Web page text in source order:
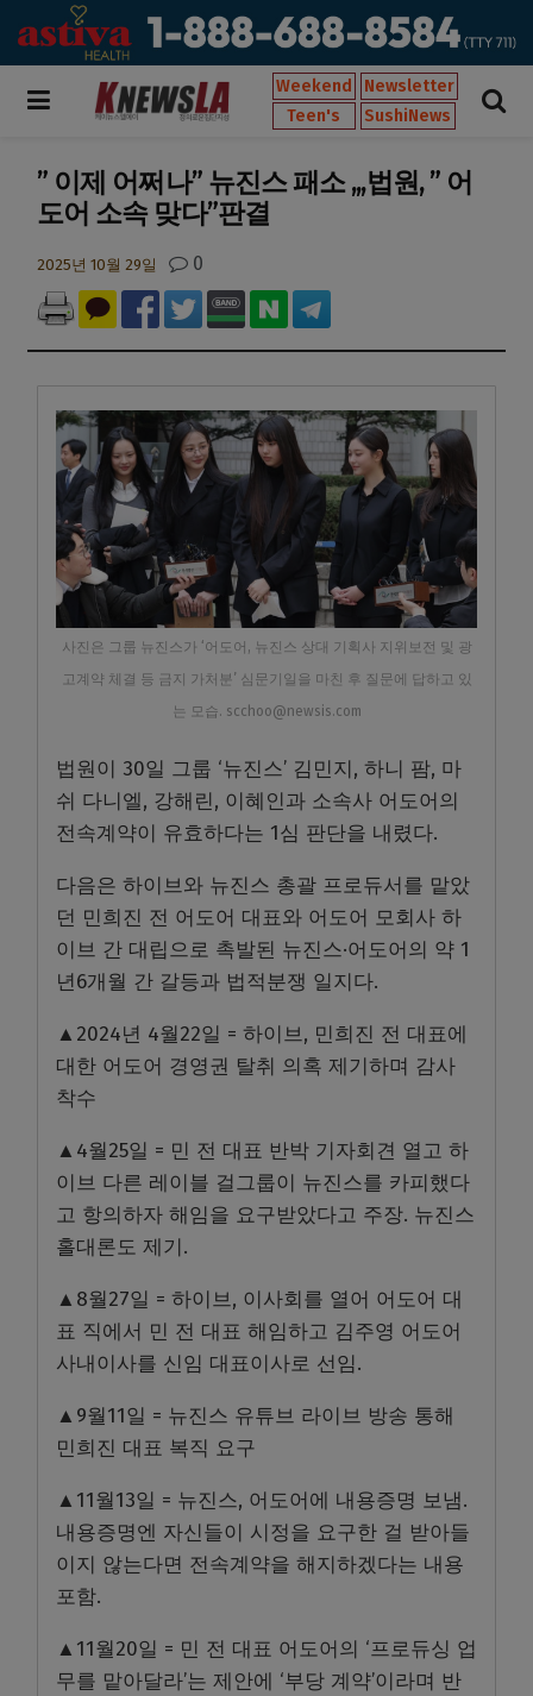
Weekend
Newsletter
Teen's
SushiNews
” 이제 어쩌나” 뉴진스 패소 ,,,법원, ” 어
도어 소속 맞다”판결
2025년 10월 29일 0
사진은 그룹 뉴진스가 ‘어도어, 뉴진스 상대 기획사 지위보전 및 광
고계약 체결 등 금지 가처분’ 심문기일을 마친 후 질문에 답하고 있
는 모습. scchoo@newsis.com
법원이 30일 그룹 ‘뉴진스’ 김민지, 하니 팜, 마
쉬 다니엘, 강해린, 이혜인과 소속사 어도어의
전속계약이 유효하다는 1심 판단을 내렸다.
다음은 하이브와 뉴진스 총괄 프로듀서를 맡았
던 민희진 전 어도어 대표와 어도어 모회사 하
이브 간 대립으로 촉발된 뉴진스·어도어의 약 1
년6개월 간 갈등과 법적분쟁 일지다.
▲2024년 4월22일 = 하이브, 민희진 전 대표에
대한 어도어 경영권 탈취 의혹 제기하며 감사
착수
▲4월25일 = 민 전 대표 반박 기자회견 열고 하
이브 다른 레이블 걸그룹이 뉴진스를 카피했다
고 항의하자 해임을 요구받았다고 주장. 뉴진스
홀대론도 제기.
▲8월27일 = 하이브, 이사회를 열어 어도어 대
표 직에서 민 전 대표 해임하고 김주영 어도어
사내이사를 신임 대표이사로 선임.
▲9월11일 = 뉴진스 유튜브 라이브 방송 통해
민희진 대표 복직 요구
▲11월13일 = 뉴진스, 어도어에 내용증명 보냄.
내용증명엔 자신들이 시정을 요구한 걸 받아들
이지 않는다면 전속계약을 해지하겠다는 내용
포함.
▲11월20일 = 민 전 대표 어도어의 ‘프로듀싱 업
무를 맡아달라’는 제안에 ‘부당 계약’이라며 반